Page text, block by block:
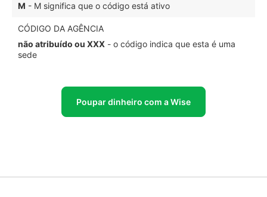
M - M significa que o código está ativo
CÓDIGO DA AGÊNCIA
não atribuído ou XXX - o código indica que esta é uma
sede
Poupar dinheiro com a Wise